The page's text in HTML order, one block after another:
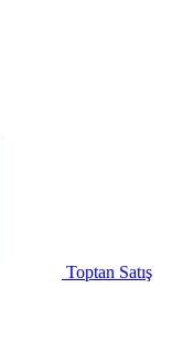
Toptan Satış